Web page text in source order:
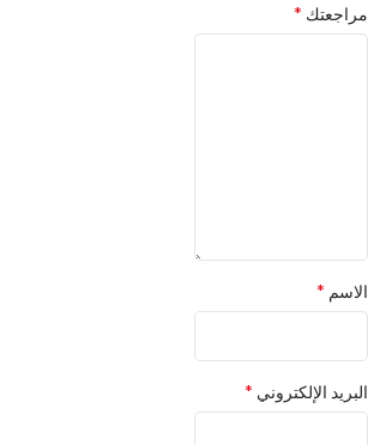
مراجعتك *
الاسم *
البريد الإلكتروني *